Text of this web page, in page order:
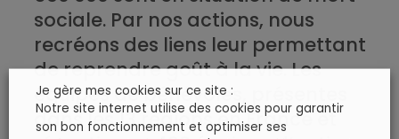
sociale. Par nos actions, nous
recréons des liens leur permettant
de reprendre goût à la vie. Les
équipes de bénévoles, présentes
dans les 13 régions en France et
Je gère mes cookies sur ce site :
Notre site internet utilise des cookies pour garantir
son bon fonctionnement et optimiser ses